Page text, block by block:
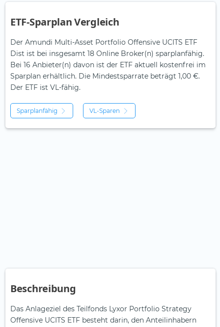
ETF-Sparplan Vergleich
Der Amundi Multi-Asset Portfolio Offensive UCITS ETF
Dist ist bei insgesamt 18 Online Broker(n) sparplanfähig.
Bei 16 Anbieter(n) davon ist der ETF aktuell kostenfrei im
Sparplan erhältlich. Die Mindestsparrate beträgt 1,00 €.
Der ETF ist VL-fähig.
Sparplanfähig VL-Sparen
Beschreibung
Das Anlageziel des Teilfonds Lyxor Portfolio Strategy
Offensive UCITS ETF besteht darin, den Anteilinhabern